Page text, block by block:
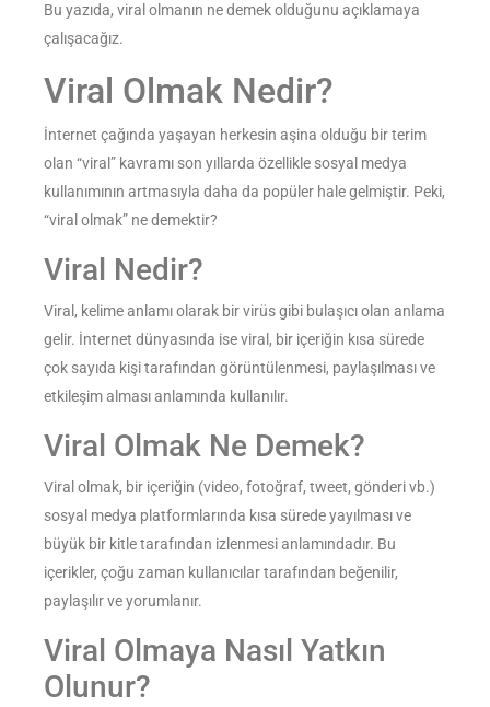
Bu yazıda, viral olmanın ne demek olduğunu açıklamaya
çalışacağız.
Viral Olmak Nedir?
İnternet çağında yaşayan herkesin aşina olduğu bir terim
olan “viral” kavramı son yıllarda özellikle sosyal medya
kullanımının artmasıyla daha da popüler hale gelmiştir. Peki,
“viral olmak” ne demektir?
Viral Nedir?
Viral, kelime anlamı olarak bir virüs gibi bulaşıcı olan anlama
gelir. İnternet dünyasında ise viral, bir içeriğin kısa sürede
çok sayıda kişi tarafından görüntülenmesi, paylaşılması ve
etkileşim alması anlamında kullanılır.
Viral Olmak Ne Demek?
Viral olmak, bir içeriğin (video, fotoğraf, tweet, gönderi vb.)
sosyal medya platformlarında kısa sürede yayılması ve
büyük bir kitle tarafından izlenmesi anlamındadır. Bu
içerikler, çoğu zaman kullanıcılar tarafından beğenilir,
paylaşılır ve yorumlanır.
Viral Olmaya Nasıl Yatkın
Olunur?